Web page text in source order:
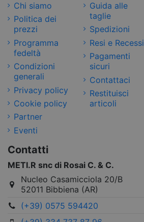
Chi siamo
Politica dei
prezzi
Programma
fedeltà
Condizioni
generali
Privacy policy
Cookie policy
Partner
Eventi
Guida alle
taglie
Spedizioni
Resi e Recessi
Pagamenti
sicuri
Contattaci
Restituisci
articoli
Contatti
METI.R snc di Rosai C. & C.
Nucleo Casamicciola 20/B
52011 Bibbiena (AR)
(+39) 0575 594420